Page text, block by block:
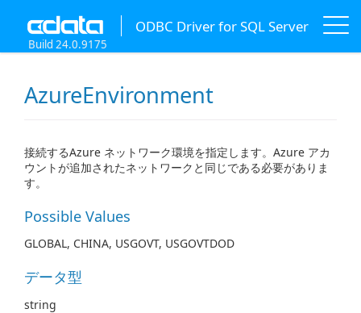
ODBC Driver for SQL Server
Build 24.0.9175
AzureEnvironment
接続するAzure ネットワーク環境を指定します。Azure アカ
ウントが追加されたネットワークと同じである必要がありま
す。
Possible Values
GLOBAL, CHINA, USGOVT, USGOVTDOD
データ型
string